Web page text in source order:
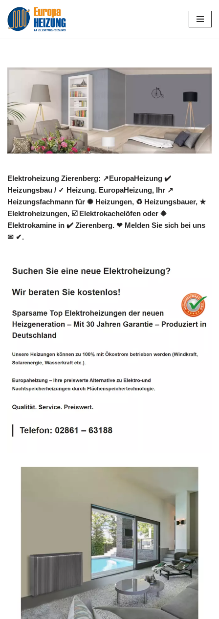
Zum
Elektroheizung Zierenberg: ↗️EuropaHeizung ✔️
Heizungsbau / ✓ Heizung. EuropaHeizung, Ihr ↗️
Heizungsfachmann für ✺ Heizungen, ♻ Heizungsbauer, ★
Elektroheizungen, ☑️ Elektrokachelöfen oder ✹
Elektrokamine in ✔️ Zierenberg. ❤ Melden Sie sich bei uns
✉ ✔.